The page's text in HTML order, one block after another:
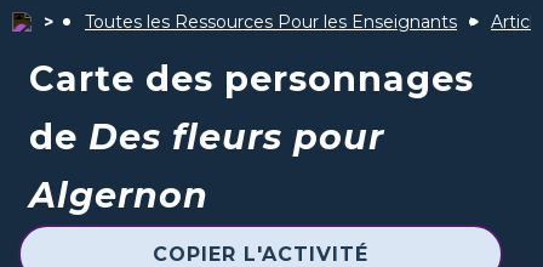
Toutes les Ressources Pour les Enseignants
Carte des personnages
de Des fleurs pour
Algernon
COPIER L'ACTIVITÉ